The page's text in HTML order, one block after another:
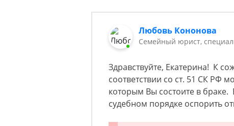
Любовь Кононова
Семейный юрист,
Здравствуйте, Екатерина! К
соответствии со ст. 51 СК РФ
которым Вы состоите в
судебном порядке оспорить